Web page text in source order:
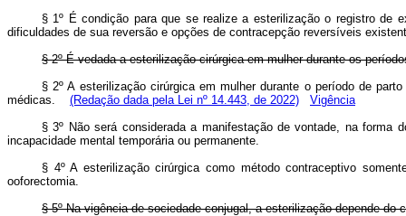
§ 1º É condição para que se realize a esterilização o registro de
dificuldades de sua reversão e opções de contracepção reversíveis
§ 2º É vedada a esterilização cirúrgica em mulher durante os
§ 2º A esterilização cirúrgica em mulher durante o período de
médicas.
(Redação dada pela Lei nº 14.443, de 2022)
Vigência
§ 3º Não será considerada a manifestação de vontade, na forma
incapacidade mental temporária ou permanente.
§ 4º A esterilização cirúrgica como método contraceptivo
ooforectomia.
§ 5º Na vigência de sociedade conjugal, a esterilização depende